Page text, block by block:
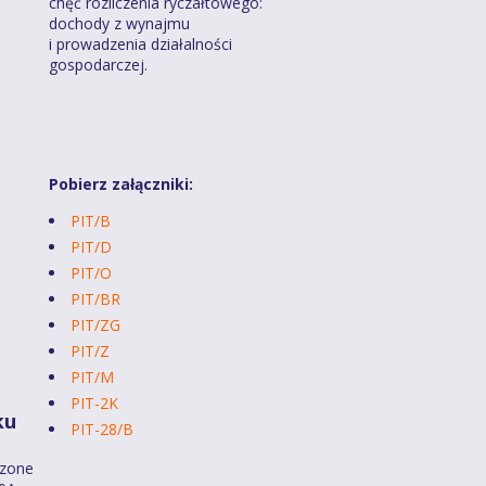
dochody z wynajmu
i prowadzenia działalności
gospodarczej.
Pobierz załączniki:
PIT/B
PIT/D
PIT/O
PIT/BR
PIT/ZG
PIT/Z
PIT/M
PIT-2K
PIT-28/B